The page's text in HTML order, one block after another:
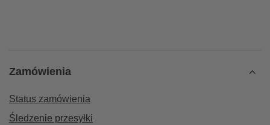
Zamówienia
Status zamówienia
Śledzenie przesyłki